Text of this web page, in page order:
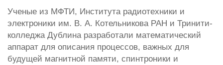
Ученые из МФТИ, Института радиотехники и
электроники им. В. А. Котельникова РАН и Тринити-
колледжа Дублина разработали математический
аппарат для описания процессов, важных для
будущей магнитной памяти, спинтроники и